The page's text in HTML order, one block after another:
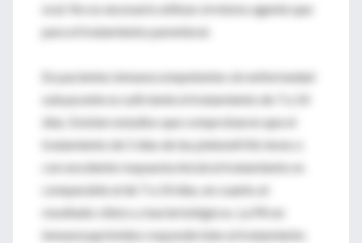
oral. No es necesario utilizar el mismo agente que
para el tratamiento parenteral.
En pacientes inmunocompetentes sin enfermedad
subyacente es suficiente el tratamiento de 7 a 14
días. Existen estudios que comprobaron que el
tratamiento de 5 días de las pielonefritis leves o
con excelente respuesta inicial al tratamiento es
comparable al de 7 a 14 días, en cuanto al
resultado clínico y bacteriológicos. La PA en
inmunosuprimidos responde bien al tratamiento